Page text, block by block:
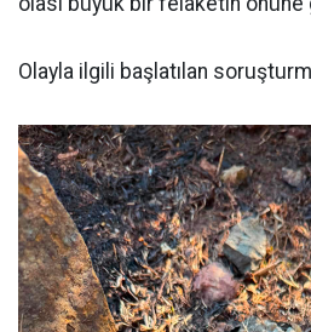
Olayla ilgili başlatılan